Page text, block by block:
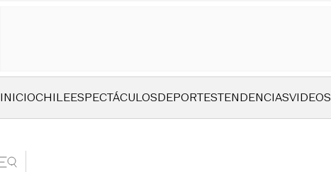
INICIOCHILEESPECTÁCULOSDEPORTESTENDENCIASVIDEOS